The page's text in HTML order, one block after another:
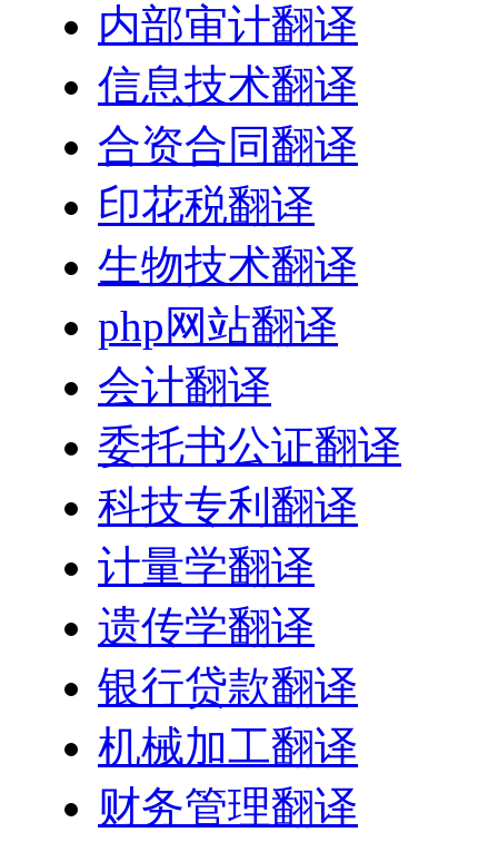
内部审计翻译
信息技术翻译
合资合同翻译
印花税翻译
生物技术翻译
php网站翻译
会计翻译
委托书公证翻译
科技专利翻译
计量学翻译
遗传学翻译
银行贷款翻译
机械加工翻译
财务管理翻译